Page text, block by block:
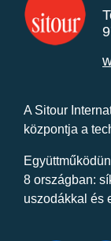
A Sitour
központja a
8 országban:
uszodákkal és